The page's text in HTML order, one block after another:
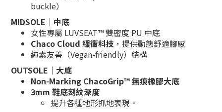
buckle）
MIDSOLE｜中底
女性專屬 LUVSEAT™ 雙密度 PU 中底
Chaco Cloud 緩衝科技 ，提供動態舒適腳感
純素友善（Vegan-friendly）結構
OUTSOLE｜大底
Non-Marking ChacoGrip™ 無痕橡膠大底
3mm 鞋底刻紋深度
提升各種地形抓地表現。